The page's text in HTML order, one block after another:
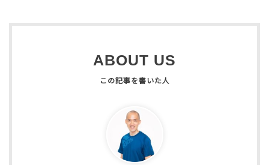
ABOUT US